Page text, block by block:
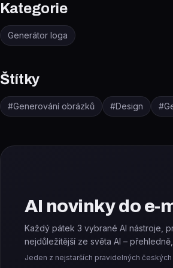
Kategorie
Generátor loga
Štítky
#Generování obrázků #Design #
AI novinky do e-
Každý pátek 3 vybrané AI nástroje,
nejdůležitější ze světa AI –
Jeden z nejstarších pravidelných